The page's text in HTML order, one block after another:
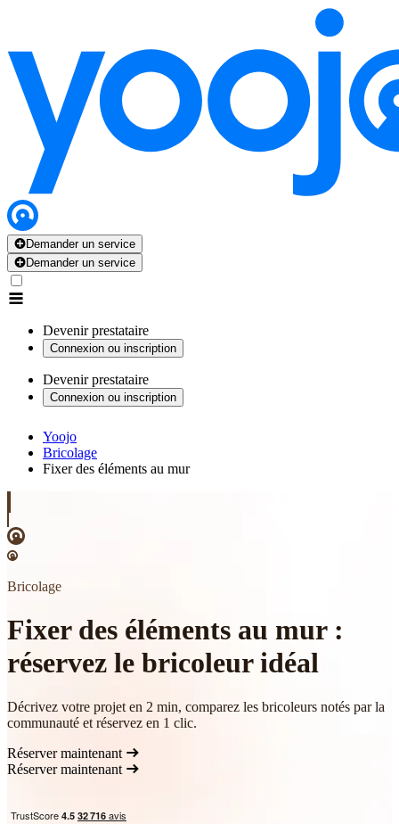
Demander un service
Demander un service
Devenir prestataire
Connexion ou inscription
Devenir prestataire
Connexion ou inscription
Yoojo
Bricolage
Fixer des éléments au mur
Bricolage
Fixer des éléments au mur :
réservez le bricoleur idéal
Décrivez votre projet en 2 min, comparez les bricoleurs notés par la
communauté et réservez en 1 clic.
Réserver maintenant
Réserver maintenant